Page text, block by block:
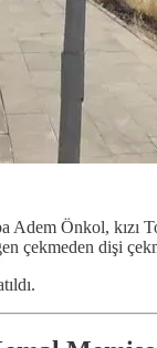
Adem Önkol, kızı
çekmeden dişi